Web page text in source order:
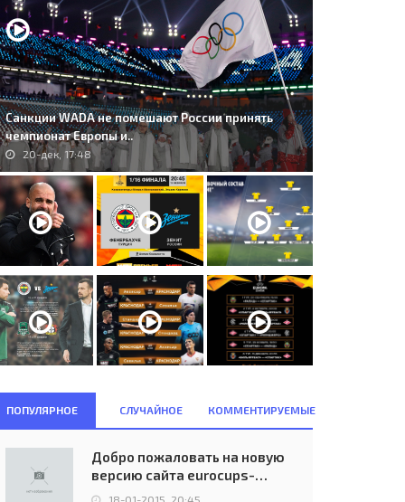
Санкции WADA не помешают России принять
чемпионат Европы и..
20-дек, 17:48
ПОПУЛЯРНОЕ СЛУЧАЙНОЕ КОММЕНТИРУЕМЫЕ
Добро пожаловать на новую
версию сайта eurocups-
uefa.ru
18-01-2015, 20:45